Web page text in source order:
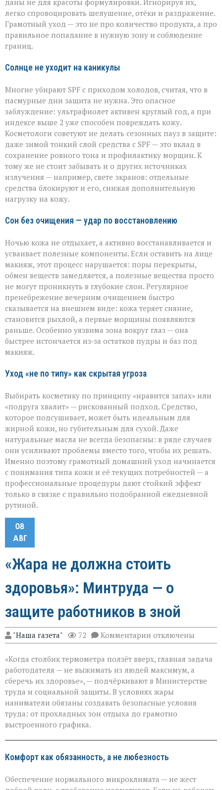
даны не для красоты формулировки. Игнорируя их,
легко спровоцировать шелушение, отёки и раздражение.
Грамотный уход — это не про количество продукта, а про
правильное попадание в нужную зону и соблюдение
границ.
Солнце не уходит на каникулы
Многие убирают SPF с приходом холодов, считая, что в
пасмурные дни защита не нужна. Это опасное
заблуждение: ультрафиолет активен круглый год, а при
индексе выше 2 уже способен повреждать кожу.
Косметологи советуют не делать сезонных пауз в защите:
даже зимой тонкий слой средства с SPF — это вклад в
сохранение ровного тона и профилактику морщин. К
тому же не стоит забывать и о других источниках
излучения — например, свете экранов: отдельные
средства блокируют и его, снижая дополнительную
нагрузку на кожу.
Сон без очищения — удар по восстановлению
Ночью кожа не отдыхает, а активно восстанавливается и
усваивает полезные компоненты. Если оставить на лице
макияж, этот процесс нарушается: поры перекрыты,
обмен веществ замедляется, а полезные вещества просто
не могут проникнуть в глубокие слои. Регулярное
пренебрежение вечерним очищением быстро
сказывается на внешнем виде: кожа теряет сияние,
становится рыхлой, а первые морщины появляются
раньше. Особенно уязвима зона вокруг глаз — она
быстрее истончается из‑за остатков пудры и баз под
макияж.
Уход «не по типу» как скрытая угроза
Выбирать косметику по принципу «нравится запах» или
«подруга хвалит» — рискованный подход. Средство,
которое подсушивает, может быть идеальным для
жирной кожи, но губительным для сухой. Даже
натуральные масла не всегда безопасны: в ряде случаев
они усиливают проблемы вместо того, чтобы их решать.
Именно поэтому грамотный домашний уход начинается
с понимания типа кожи и её текущих потребностей — а
профессиональные процедуры дают стойкий эффект
только в связке с правильно подобранной ежедневной
рутиной.
08
АВГ
«Жара не должна стоить
здоровья»: Минтруда — о
защите работников в зной
"Наша газета" 72 Комментарии к
записи
не
должна
стоить
здоровья»:
Минтруда — о
защите
работников
в
отключены
«Когда столбик термометра ползёт вверх, главная задача
работодателя — не выжимать из людей максимум, а
сберечь их здоровье», — подчёркивают в Министерстве
труда и социальной защиты. В условиях жары
наниматели обязаны создавать безопасные условия
труда: от прохладных зон отдыха до грамотно
выстроенного графика.
Комфорт как обязанность, а не любезность
Обеспечение нормального микроклимата — не жест